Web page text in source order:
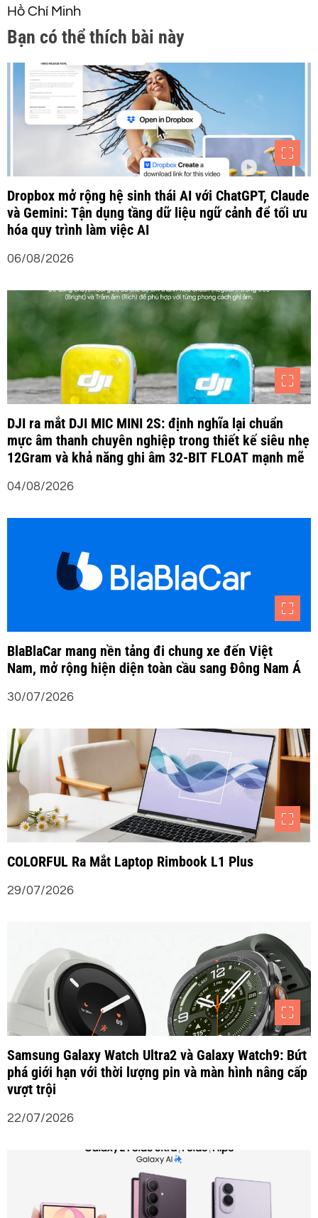
ư
ớ
n
à
i
v
ế
t
Hồ Chí Minh
Bạn có thể thích bài này
Dropbox mở rộng hệ sinh thái AI với ChatGPT, Claude
và Gemini: Tận dụng tầng dữ liệu ngữ cảnh để tối ưu
hóa quy trình làm việc AI
06/08/2026
DJI ra mắt DJI MIC MINI 2S: định nghĩa lại chuẩn
mực âm thanh chuyên nghiệp trong thiết kế siêu nhẹ
12Gram và khả năng ghi âm 32-BIT FLOAT mạnh mẽ
04/08/2026
BlaBlaCar mang nền tảng đi chung xe đến Việt
Nam, mở rộng hiện diện toàn cầu sang Đông Nam Á
30/07/2026
COLORFUL Ra Mắt Laptop Rimbook L1 Plus
29/07/2026
Samsung Galaxy Watch Ultra2 và Galaxy Watch9: Bứt
phá giới hạn với thời lượng pin và màn hình nâng cấp
vượt trội
22/07/2026